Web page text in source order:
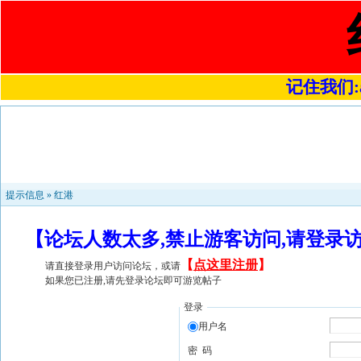
记住我们
提示信息 » 红港
【论坛人数太多,禁止游客访问,请登
请直接登录用户访问论坛，或请 【 点这里注册】
如果您已注册,请先登录论坛即可游览帖子
登录
用户名
密 码